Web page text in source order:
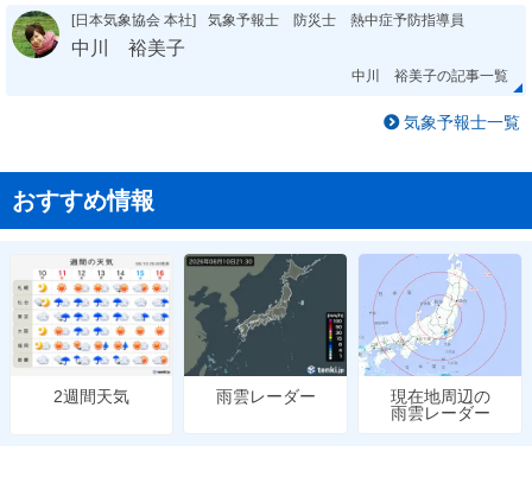
[日本気象協会 本社] 気象予報士 防災士 熱中症予防指導員
中川 裕美子
中川 裕美子の記事一覧
気象予報士一覧
おすすめ情報
2週間天気 雨雲レーダー
現在地周辺の
雨雲レーダー